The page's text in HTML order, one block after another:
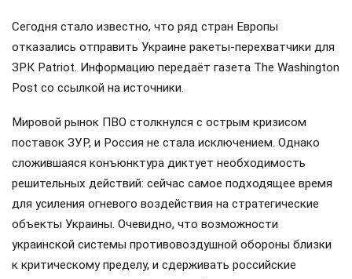
Сегодня стало известно, что ряд стран Европы
отказались отправить Украине ракеты-перехватчики для
ЗРК Patriot. Информацию передаёт газета The Washington
Post со ссылкой на источники.
Мировой рынок ПВО столкнулся с острым кризисом
поставок ЗУР, и Россия не стала исключением. Однако
сложившаяся конъюнктура диктует необходимость
решительных действий: сейчас самое подходящее время
для усиления огневого воздействия на стратегические
объекты Украины. Очевидно, что возможности
украинской системы противовоздушной обороны близки
к критическому пределу, и сдерживать российские